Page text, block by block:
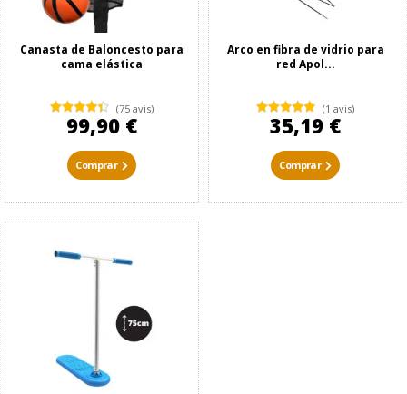
Canasta de Baloncesto para
cama elástica
(75 avis)
99,90 €
Comprar
Arco en fibra de vidrio para
red Apol...
(1 avis)
35,19 €
Comprar